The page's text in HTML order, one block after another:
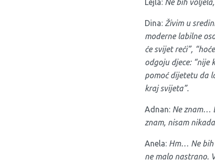
Lejla: Ne bih
Dina: Živim u
moderne labilne
će svijet reći”,
odgoju djece: “nije
pomoć dijetetu da
kraj svijeta”.
Adnan: Ne znam…
znam, nisam
Anela: Hm… Ne bih
ne malo nastrano.